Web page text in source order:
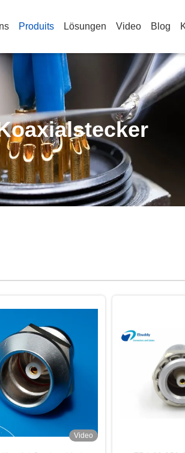
Produits Lösungen Video Blog
Video